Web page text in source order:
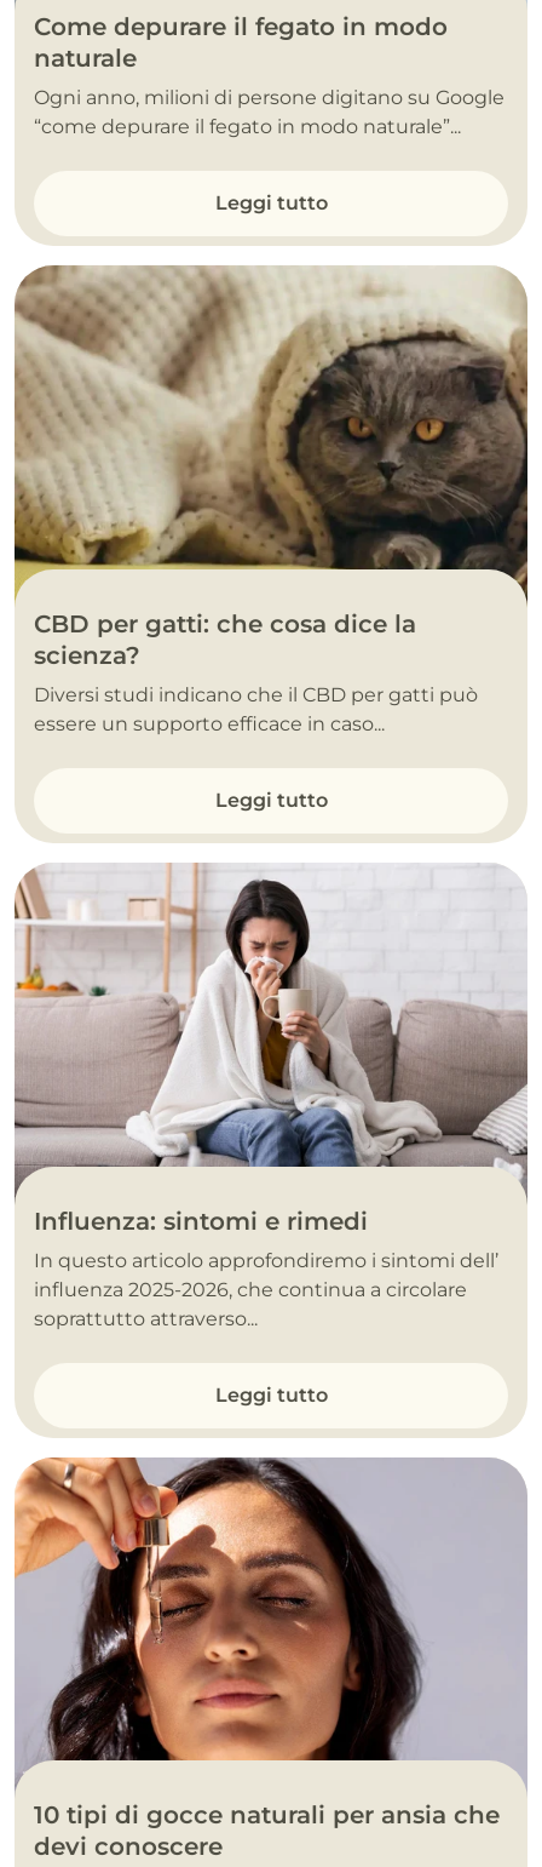
Come depurare il fegato in modo
naturale
Ogni anno, milioni di persone digitano su Google
“come depurare il fegato in modo naturale”...
Leggi tutto
CBD per gatti: che cosa dice la
scienza?
Diversi studi indicano che il CBD per gatti può
essere un supporto efficace in caso...
Leggi tutto
Influenza: sintomi e rimedi
In questo articolo approfondiremo i sintomi dell’
influenza 2025-2026, che continua a circolare
soprattutto attraverso...
Leggi tutto
10 tipi di gocce naturali per ansia che
devi conoscere